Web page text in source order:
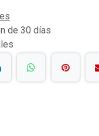
de 30 días